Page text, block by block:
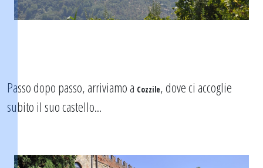
Passo dopo passo, arriviamo a Cozzile, dove ci accoglie
subito il suo castello...